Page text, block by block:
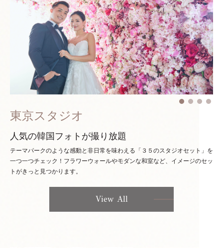
東京スタジオ
人気の韓国フォトが撮り放題
テーマパークのような感動と非日常を味わえる「３５のスタジオセット」を
一つ一つチェック！ フラワーウォールやモダンな和室など、イメージのセッ
トがきっと見つかります。
View All